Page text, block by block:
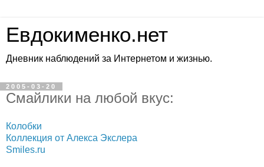
Евдокименко.нет
Дневник наблюдений за Интернетом и жизнью.
2005-03-20
Смайлики на любой вкус:
Колобки
Коллекция от Алекса Экслера
Smiles.ru